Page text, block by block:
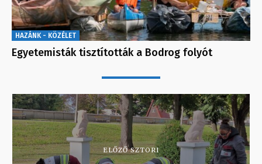
HAZÁNK - KÖZÉLET
Egyetemisták tisztították a Bodrog folyót
ELŐZŐ SZTORI